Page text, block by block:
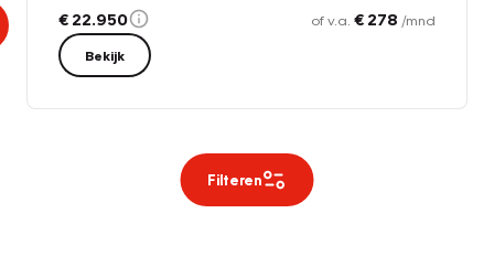
€ 22.950 of v.a. € 278 /mnd
Bekijk
Filteren